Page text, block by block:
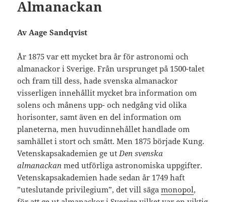
Almanackan
Av Aage Sandqvist
År 1875 var ett mycket bra år för astronomi och
almanackor i Sverige. Från ursprunget på 1500-talet
och fram till dess, hade svenska almanackor
visserligen innehållit mycket bra information om
solens och månens upp- och nedgång vid olika
horisonter, samt även en del information om
planeterna, men huvudinnehållet handlade om
samhället i stort och smått. Men 1875 började Kung.
Vetenskapsakademien ge utDen svenska
almanackan med utförliga astronomiska uppgifter.
Vetenskapsakademien hade sedan år 1749 haft
”uteslutande privilegium”, det vill sägamonopol,